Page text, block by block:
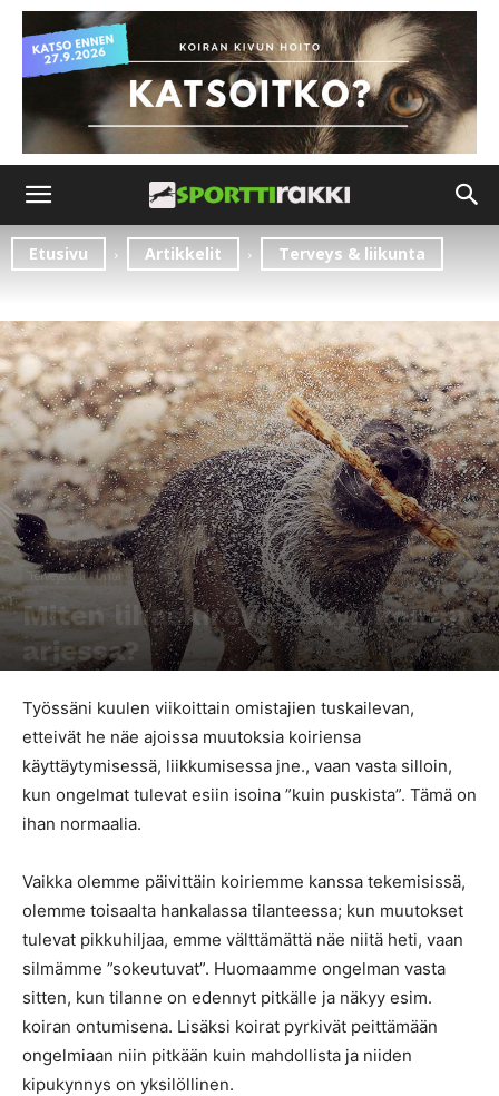
Etusivu Artikkelit Terveys & liikunta
Terveys & liikunta
Miten lihaskireys näkyy koiran
arjessa?
Työssäni kuulen viikoittain omistajien tuskailevan,
etteivät he näe ajoissa muutoksia koiriensa
käyttäytymisessä, liikkumisessa jne., vaan vasta silloin,
kun ongelmat tulevat esiin isoina ”kuin puskista”. Tämä on
ihan normaalia.
Vaikka olemme päivittäin koiriemme kanssa tekemisissä,
olemme toisaalta hankalassa tilanteessa; kun muutokset
tulevat pikkuhiljaa, emme välttämättä näe niitä heti, vaan
silmämme ”sokeutuvat”. Huomaamme ongelman vasta
sitten, kun tilanne on edennyt pitkälle ja näkyy esim.
koiran ontumisena. Lisäksi koirat pyrkivät peittämään
ongelmiaan niin pitkään kuin mahdollista ja niiden
kipukynnys on yksilöllinen.